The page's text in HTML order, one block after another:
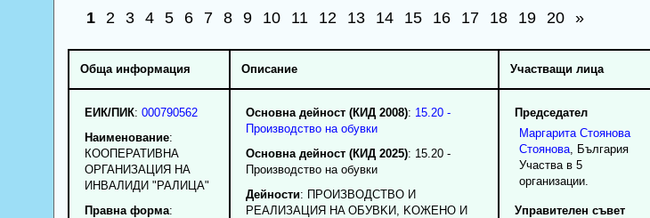
1 2 3 4 5 6 7 8 9 10 11 12 13 14 15 16 17 18 19 20 »
Обща информация Описание Участващи лица
ЕИК/ПИК: 000790562
Наименование:
КООПЕРАТИВНА
ОРГАНИЗАЦИЯ НА
ИНВАЛИДИ "РАЛИЦА"
Правна форма:
Основна дейност (КИД 2008): 15.20 -
Производство на обувки
Основна дейност (КИД 2025): 15.20 -
Производство на обувки
Дейности: ПPOИЗBOДCTBO И
РЕАЛИЗАЦИЯ HA OБУBKИ, KOЖEHO И
Председател
Маргарита Стоянова
Стоянова, България
Участва в 5
организации.
Управителен съвет